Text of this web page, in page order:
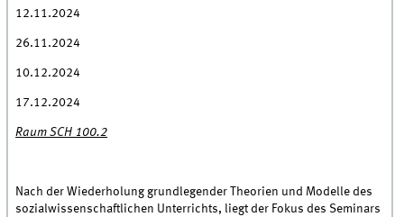
12.11.2024
26.11.2024
10.12.2024
17.12.2024
Raum SCH 100.2
Nach der Wiederholung grundlegender Theorien und Modelle des
sozialwissenschaftlichen Unterrichts, liegt der Fokus des Seminars